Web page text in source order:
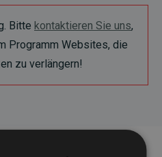
Bitte kontaktieren Sie uns,
Programm Websites, die
zu verlängern!